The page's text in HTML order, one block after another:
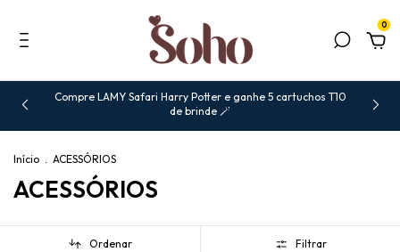
0
Compre LAMY Safari Harry Potter e ganhe 5 cartuchos T10
de brinde 🪄
Início . ACESSÓRIOS
ACESSÓRIOS
Ordenar Filtrar